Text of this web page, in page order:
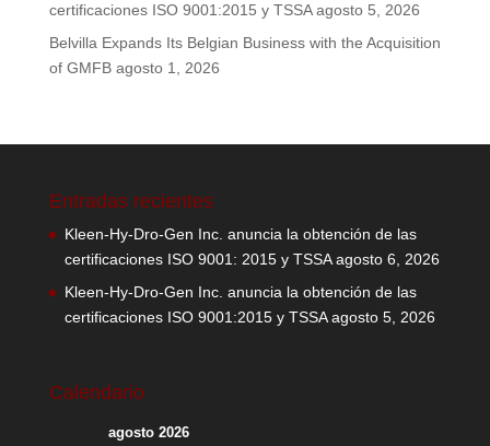
certificaciones ISO 9001:2015 y TSSA agosto 5, 2026
Belvilla Expands Its Belgian Business with the Acquisition
of GMFB agosto 1, 2026
Entradas recientes
Kleen-Hy-Dro-Gen Inc. anuncia la obtención de las
certificaciones ISO 9001: 2015 y TSSA agosto 6, 2026
Kleen-Hy-Dro-Gen Inc. anuncia la obtención de las
certificaciones ISO 9001:2015 y TSSA agosto 5, 2026
Calendario
agosto 2026